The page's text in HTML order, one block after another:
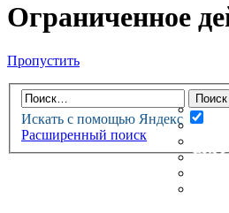
Ограниченное
Пропустить
Искать с помощью Яндекс
Расширенный поиск
НОВАЯ ТЕОРИЯФОРУМ